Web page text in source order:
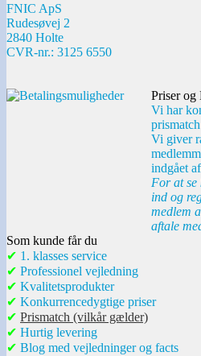
FNIC ApS
Rudesøvej 2
2840 Holte
CVR-nr.: 3125 6550
Priser og
Vi har
Vi giver
indgået
For at se
ind og
medlem
aftale
Som kunde får du
✔ 1. klasses service
✔ Professionel vejledning
✔ Kvalitetsprodukter
✔ Konkurrencedygtige priser
✔ Prismatch (vilkår gælder)
✔ Hurtig levering
✔ Blog med vejledninger og facts